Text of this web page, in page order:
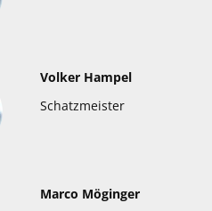
Volker Hampel
Schatzmeister
Marco Möginger